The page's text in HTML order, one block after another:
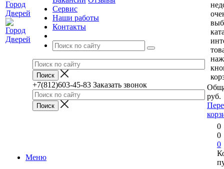
Сервис
Наши работы
Контакты
+7(812)603-45-83 Заказать звонок
руб.
Меню
0
0
0